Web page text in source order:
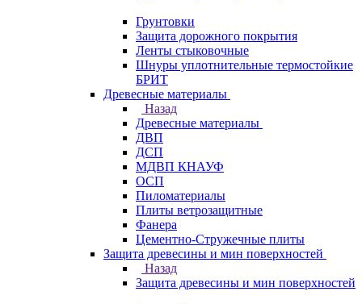
Грунтовки
Защита дорожного покрытия
Ленты стыковочные
Шнуры уплотнительные термостойкие
БРИТ
Древесные материалы
Назад
Древесные материалы
ДВП
ДСП
МДВП КНАУФ
ОСП
Пиломатериалы
Плиты ветрозащитные
Фанера
Цементно-Стружечные плиты
Защита древесины и мин поверхностей
Назад
Защита древесины и мин поверхностей